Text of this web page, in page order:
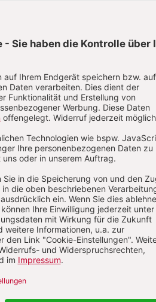
S. 18 Gestaltungselement
Für alle